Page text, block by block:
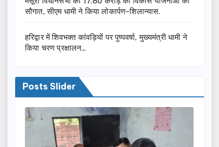
सौगात, सीएम धामी ने किया लोकार्पण-शिलान्यास.
हरिद्वार में शिवभक्त कांवड़ियों पर पुष्पवर्षा, मुख्यमंत्री धामी ने
किया चरण प्रक्षालन…
Posts Slider